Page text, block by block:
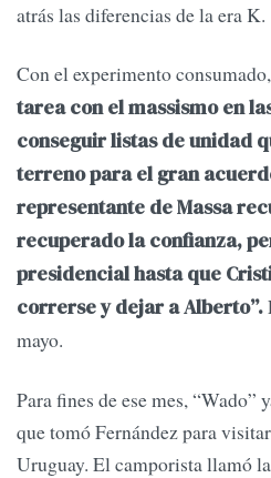
atrás las diferencias de la era K.
Con el experimento consumado,
tarea con el massismo en
conseguir listas de unidad
terreno para el gran
representante de Massa
recuperado la confianza,
presidencial hasta que
correrse y dejar a Alberto”.
mayo.
Para fines de ese mes, “Wado”
que tomó Fernández para
Uruguay. El camporista llamó